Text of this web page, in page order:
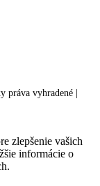
vyhradené |
zlepšenie vašich
informácie o